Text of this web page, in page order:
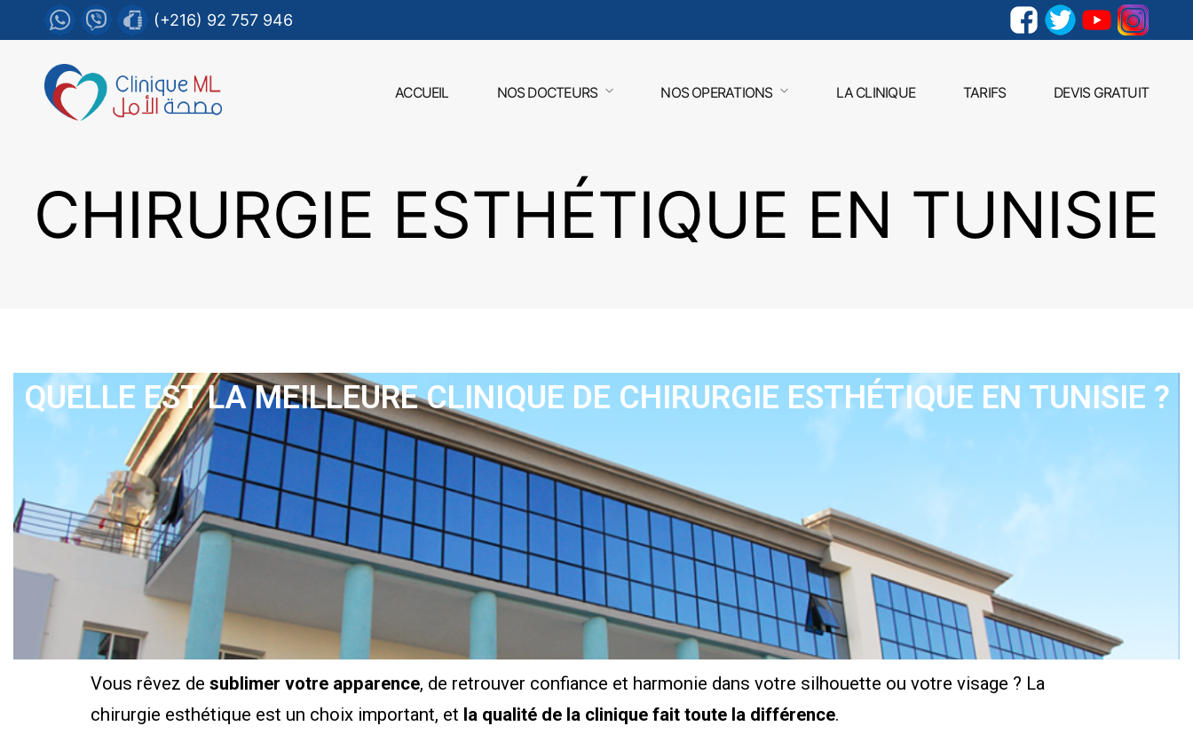
(+216) 92 757 946
ACCUEIL NOS DOCTEURS NOS OPERATIONS LA CLINIQUE TARIFS DEVIS GRATUIT
CHIRURGIE ESTHÉTIQUE EN TUNISIE
QUELLE EST LA MEILLEURE CLINIQUE DE CHIRURGIE ESTHÉTIQUE EN TUNISIE ?
Vous rêvez de sublimer votre apparence, de retrouver confiance et harmonie dans votre silhouette ou votre visage ? La
chirurgie esthétique est un choix important, et la qualité de la clinique fait toute la différence.